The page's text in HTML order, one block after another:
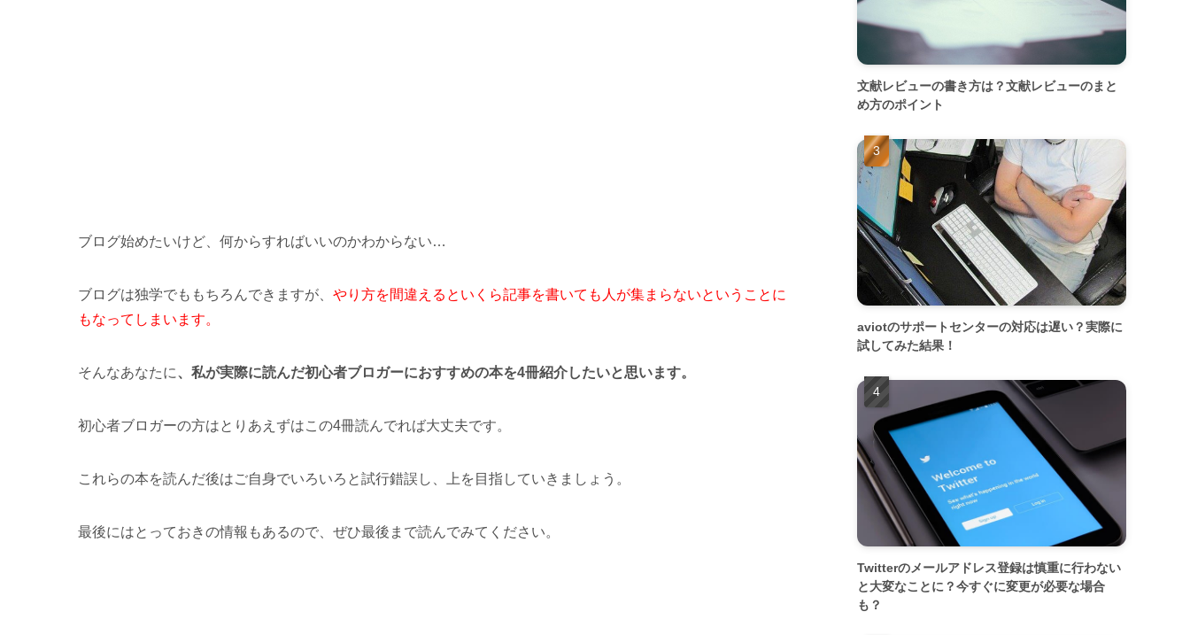
ブログ始めたいけど、何からすればいいのかわからない…
ブログは独学でももちろんできますが、 やり方を間違えるといくら記事を書いても人が集まらないということに
もなってしまいます。
そんなあなたに、私が実際に読んだ初心者ブロガーにおすすめの本を4冊紹介したいと思います。
初心者ブロガーの方はとりあえずはこの4冊読んでれば大丈夫です。
これらの本を読んだ後はご自身でいろいろと試行錯誤し、上を目指していきましょう。
最後にはとっておきの情報もあるので、ぜひ最後まで読んでみてください。
文献レビューの書き方は？文献レビューのまと
め方のポイント
aviotのサポートセンターの対応は遅い？実際に
試してみた結果！
Twitterのメールアドレス登録は慎重に行わない
と大変なことに？今すぐに変更が必要な場合
も？